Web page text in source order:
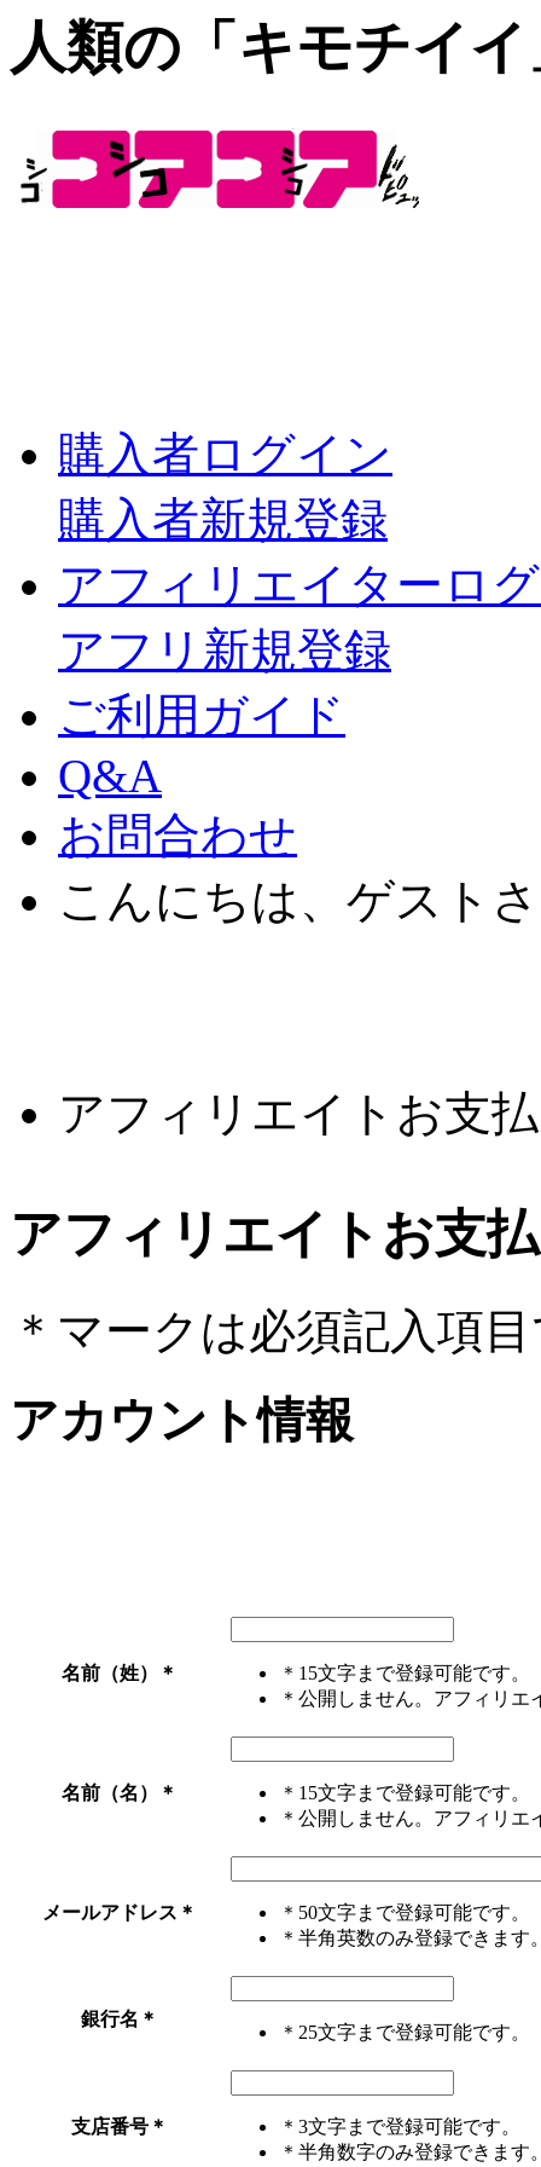
人類の「キモチイ
購入者ログイン
購入者新規登録
アフィリエイターロ
アフリ新規登録
ご利用ガイド
Q&A
お問合わせ
こんにちは、ゲスト
アフィリエイトお支
アフィリエイトお支
＊ マークは必須記入項
アカウント情報
名前（姓） ＊
＊15文字まで登録可能です。
＊公開しません。アフィリ
名前（名） ＊
＊15文字まで登録可能です。
＊公開しません。アフィリ
メールアドレス ＊
＊50文字まで登録可能です。
＊半角英数のみ登録できます
銀行名 ＊
＊25文字まで登録可能です。
支店番号 ＊
＊3文字まで登録可能です。
＊半角数字のみ登録できます